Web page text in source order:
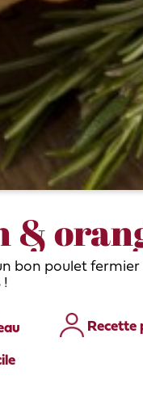
&
bon poulet
!
Recette